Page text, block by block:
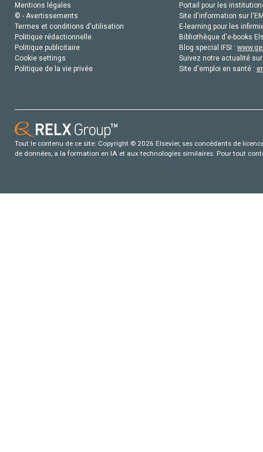
Mentions légales
© - Avertissements
Termes et conditions d'utilisation
Politique rédactionnelle
Politique publicitaire
Cookie settings
Politique de la vie privée
Portail pour les
Site d'information sur
E-learning pour les
Bibliothèque d'e-books
Blog special IFSI :
Suivez notre actualité
Site d'emploi en santé :
Tout le contenu de ce site: Copyright © 2026 Elsevier, ses concédants de
de données, a la formation en IA et aux technologies similaires. Pour tout